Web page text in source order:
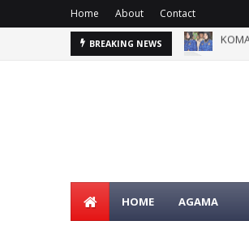
Home About Contact
BREAKING NEWS
HOME AGAMA